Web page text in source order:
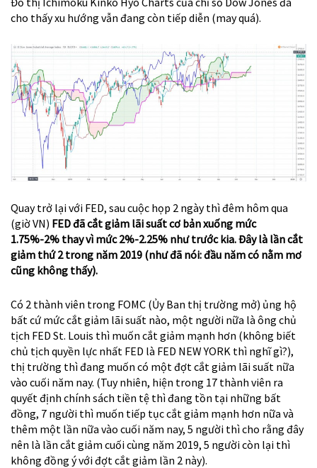
cho thấy xu hướng vẫn đang còn tiếp diễn (may quá).
Quay trở lại với FED, sau cuộc họp 2 ngày thì đêm hôm qua
(giờ VN) FED đã cắt giảm lãi suất cơ bản xuống mức
1.75%-2% thay vì mức 2%-2.25% như trước kia. Đây là lần cắt
giảm thứ 2 trong năm 2019 (như đã nói: đầu năm có nằm mơ
cũng không thấy).
Có 2 thành viên trong FOMC (Ủy Ban thị trường mở) ủng hộ
bất cứ mức cắt giảm lãi suất nào, một người nữa là ông chủ
tịch FED St. Louis thì muốn cắt giảm mạnh hơn (không biết
chủ tịch quyền lực nhất FED là FED NEW YORK thì nghĩ gì?),
thị trường thì đang muốn có một đợt cắt giảm lãi suất nữa
vào cuối năm nay. (Tuy nhiên, hiện trong 17 thành viên ra
quyết định chính sách tiền tệ thì đang tồn tại những bất
đồng, 7 người thì muốn tiếp tục cắt giảm mạnh hơn nữa và
thêm một lần nữa vào cuối năm nay, 5 người thì cho rằng đây
nên là lần cắt giảm cuối cùng năm 2019, 5 người còn lại thì
không đồng ý với đợt cắt giảm lần 2 này).